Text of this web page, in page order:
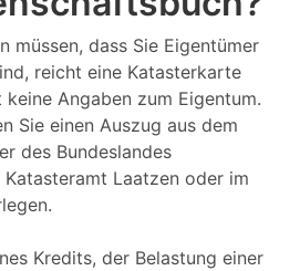
müssen, dass Sie Eigentümer
reicht eine Katasterkarte
Angaben zum Eigentum.
Sie einen Auszug aus dem
des Bundeslandes
Laatzen oder im
Kredits, der Belastung einer